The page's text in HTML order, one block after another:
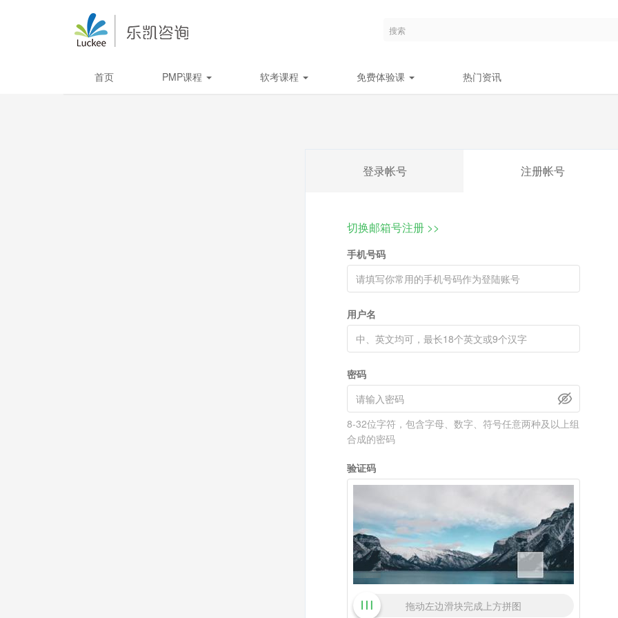
首页 PMP课程 软考课程 免费体验课 热门资讯
登录帐号 注册帐号
切换邮箱号注册 >>
手机号码
用户名
密码
8-32位字符，包含字母、数字、符号任意两种及以上组
合成的密码
验证码
拖动左边滑块完成上方拼图